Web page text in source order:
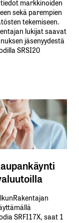
markkinoiden
sekä parempien
tekemiseen.
lukijat saavat
jäsenyydestä
SRSI20
​SRFI17X,​ ​saat​ ​1